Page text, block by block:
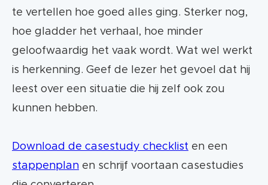
te vertellen hoe goed alles ging. Sterker nog,
hoe gladder het verhaal, hoe minder
geloofwaardig het vaak wordt. Wat wel werkt
is herkenning. Geef de lezer het gevoel dat hij
leest over een situatie die hij zelf ook zou
kunnen hebben.
Download de casestudy checklist en een
stappenplan en schrijf voortaan casestudies